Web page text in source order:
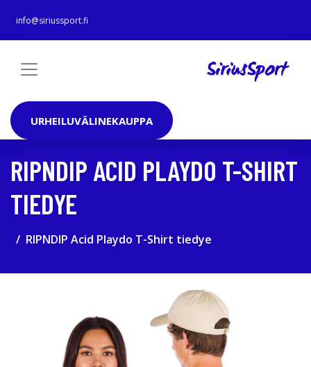
info@siriussport.fi
URHEILUVÄLINEKAUPPA
RIPNDIP ACID PLAYDO T-SHIRT
TIEDYE
RIPNDIP Acid Playdo T-Shirt tiedye